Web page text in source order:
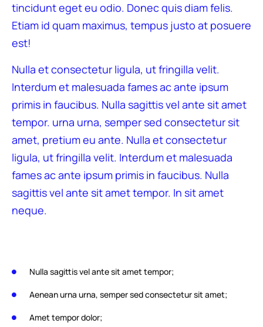
tincidunt eget eu odio. Donec quis diam felis.
Etiam id quam maximus, tempus justo at posuere
est!
Nulla et consectetur ligula, ut fringilla velit.
Interdum et malesuada fames ac ante ipsum
primis in faucibus. Nulla sagittis vel ante sit amet
tempor. urna urna, semper sed consectetur sit
amet, pretium eu ante. Nulla et consectetur
ligula, ut fringilla velit. Interdum et malesuada
fames ac ante ipsum primis in faucibus. Nulla
sagittis vel ante sit amet tempor. In sit amet
neque.
Nulla sagittis vel ante sit amet tempor;
Aenean urna urna, semper sed consectetur sit amet;
Amet tempor dolor;